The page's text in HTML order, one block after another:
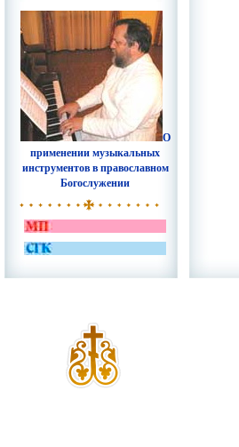
О
применении музыкальных
инструментов в православном
Богослужении